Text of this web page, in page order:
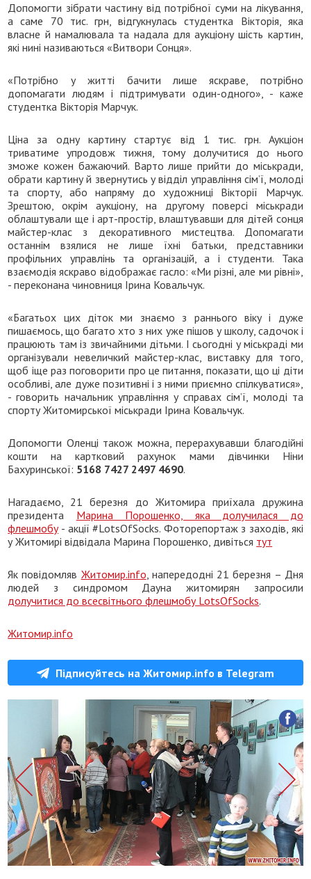
Допомогти зібрати частину від потрібної суми на лікування,
а саме 70 тис. грн, відгукнулась студентка Вікторія, яка
власне й намалювала та надала для аукціону шість картин,
які нині називаються «Витвори Сонця».
«Потрібно у житті бачити лише яскраве, потрібно
допомагати людям і підтримувати один-одного», - каже
студентка Вікторія Марчук.
Ціна за одну картину стартує від 1 тис. грн. Аукціон
триватиме упродовж тижня, тому долучитися до нього
зможе кожен бажаючий. Варто лише прийти до міськради,
обрати картину й звернутись у відділ управління сім’ї, молоді
та спорту, або напряму до художниці Вікторії Марчук.
Зрештою, окрім аукціону, на другому поверсі міськради
облаштували ще і арт-простір, влаштувавши для дітей сонця
майстер-клас з декоративного мистецтва. Допомагати
останнім взялися не лише їхні батьки, представники
профільних управлінь та організацій, а і студенти. Така
взаємодія яскраво відображає гасло: «Ми різні, але ми рівні»,
- переконана чиновниця Ірина Ковальчук.
«Багатьох цих діток ми знаємо з раннього віку і дуже
пишаємось, що багато хто з них уже пішов у школу, садочок і
працюють там із звичайними дітьми. І сьогодні у міськраді ми
організували невеличкий майстер-клас, виставку для того,
щоб іще раз поговорити про це питання, показати, що ці діти
особливі, але дуже позитивні і з ними приємно спілкуватися»,
- говорить начальник управління у справах сім’ї, молоді та
спорту Житомирської міськради Ірина Ковальчук.
Допомогти Оленці також можна, перерахувавши благодійні
кошти на картковий рахунок мами дівчинки Ніни
Бахуринської: 5168 7427 2497 4690.
Нагадаємо, 21 березня до Житомира приїхала дружина
президента Марина Порошенко, яка долучилася до
флешмобу- акції #LotsOfSocks. Фоторепортаж з заходів, які
у Житомирі відвідала Марина Порошенко, дивіться тут
Як повідомляв Житомир.info, напередодні 21 березня – Дня
людей з синдромом Дауна житомирян запросили
долучитися до всесвітнього флешмобу LotsOfSocks.
Житомир.info
Підписуйтесь на Житомир.info в Telegram